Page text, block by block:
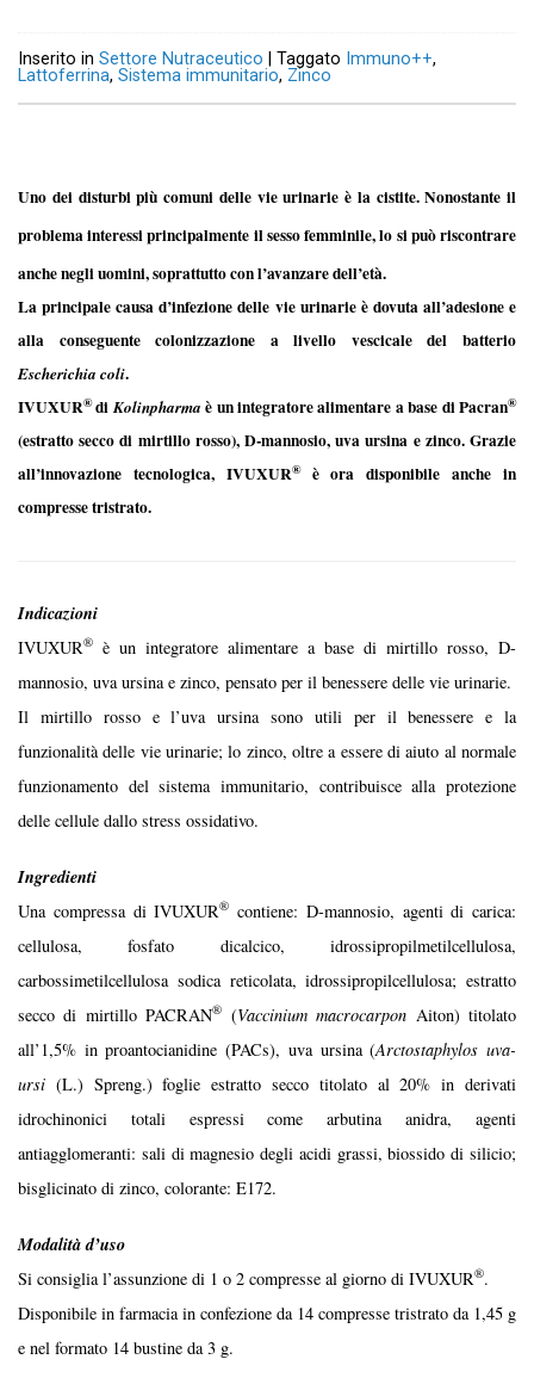
Inserito in Settore Nutraceutico Taggato Immuno++,
Lattoferrina, Sistema immunitario, Zinco
Uno dei disturbi più comuni delle vie urinarie è la cistite. Nonostante il
problema interessi principalmente il sesso femminile, lo si può riscontrare
anche negli uomini, soprattutto con l’avanzare dell’età.
La principale causa d’infezione delle vie urinarie è dovuta all’adesione e
alla conseguente colonizzazione a livello vescicale del batterio
Escherichia coli.
IVUXUR®diKolinpharma è un integratore alimentare a base di Pacran®
(estratto secco di mirtillo rosso), D-mannosio, uva ursina e zinco. Grazie
all’innovazione tecnologica, IVUXUR®è ora disponibile anche in
compresse tristrato.
Indicazioni
IVUXUR® è un integratore alimentare a base di mirtillo rosso, D-
mannosio, uva ursina e zinco, pensato per il benessere delle vie urinarie.
Il mirtillo rosso e l’uva ursina sono utili per il benessere e la
funzionalità delle vie urinarie; lo zinco, oltre a essere di aiuto al normale
funzionamento del sistema immunitario, contribuisce alla protezione
delle cellule dallo stress ossidativo.
Ingredienti
Una compressa di IVUXUR® contiene: D-mannosio, agenti di carica:
cellulosa, fosfato dicalcico, idrossipropilmetilcellulosa,
carbossimetilcellulosa sodica reticolata, idrossipropilcellulosa; estratto
secco di mirtillo PACRAN® (Vaccinium macrocarpon Aiton) titolato
all’1,5% in proantocianidine (PACs), uva ursina (Arctostaphylos uva-
ursi (L.) Spreng.) foglie estratto secco titolato al 20% in derivati
idrochinonici totali espressi come arbutina anidra, agenti
antiagglomeranti: sali di magnesio degli acidi grassi, biossido di silicio;
bisglicinato di zinco, colorante: E172.
Modalità d’uso
Si consiglia l’assunzione di 1 o 2 compresse al giorno di IVUXUR®.
Disponibile in farmacia in confezione da 14 compresse tristrato da 1,45 g
e nel formato 14 bustine da 3 g.